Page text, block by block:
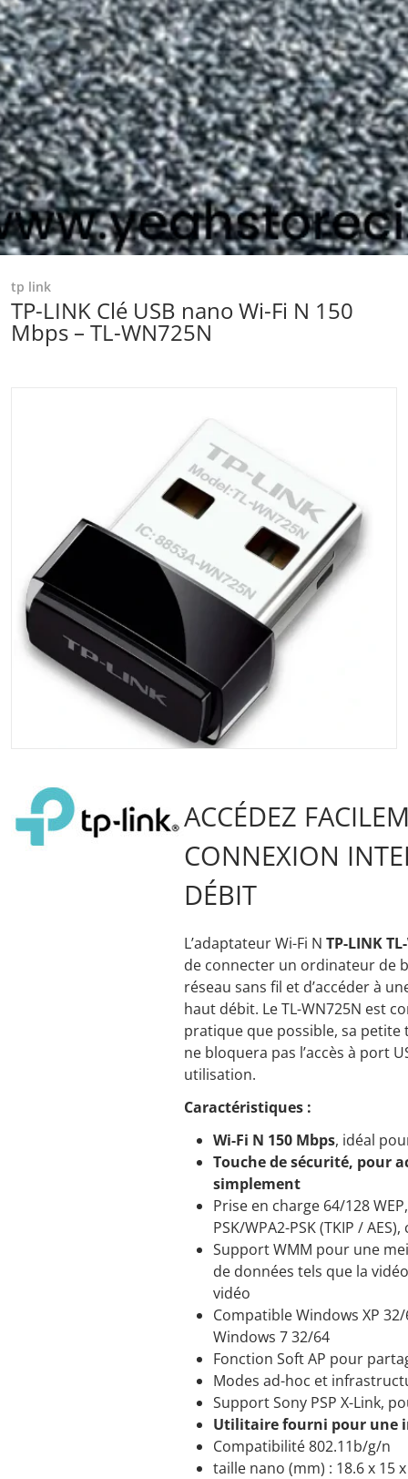
Ouvrir les médias 1 dans la
tp link
TP-LINK Clé USB nano Wi-Fi N 150
Mbps – TL-WN725N
ACCÉDEZ
CONNEXION
DÉBIT
L’adaptateur Wi-Fi N TP-LINK
de connecter un ordinateur de
réseau sans fil et d’accéder à
haut débit. Le TL-WN725N est
pratique que possible, sa petite
ne bloquera pas l’accès à port
utilisation.
Caractéristiques :
Wi-Fi N 150 Mbps, idéal
Touche de sécurité, pour
simplement
Prise en charge 64/128
PSK/WPA2-PSK (TKIP /
Support WMM pour une
de données tels que la
vidéo
Compatible Windows XP
Windows 7 32/64
Fonction Soft AP pour
Modes ad-hoc et
Support Sony PSP X-Link,
Utilitaire fourni pour une
Compatibilité 802.11b/g/n
taille nano (mm) : 18.6 x 15